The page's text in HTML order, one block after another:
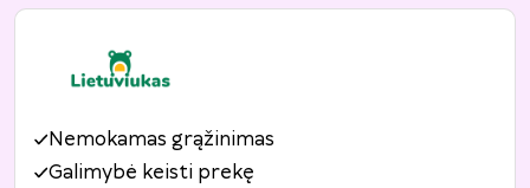
Nemokamas grąžinimas
Galimybė keisti prekę